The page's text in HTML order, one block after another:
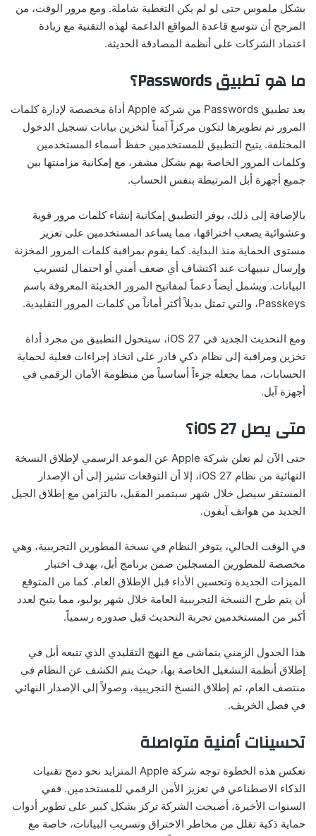
بشكل ملموس حتى لو لم يكن التغطية شاملة. ومع مرور الوقت، من
المرجح أن تتوسع قاعدة المواقع الداعمة لهذه التقنية مع زيادة
اعتماد الشركات على أنظمة المصادقة الحديثة.
ما هو تطبيق Passwords؟
يعد تطبيق Passwords من شركة Apple أداة مخصصة لإدارة كلمات
المرور تم تطويرها لتكون مركزاً آمناً لتخزين بيانات تسجيل الدخول
المختلفة. يتيح التطبيق للمستخدمين حفظ أسماء المستخدمين
وكلمات المرور الخاصة بهم بشكل مشفر، مع إمكانية مزامنتها بين
جميع أجهزة أبل المرتبطة بنفس الحساب.
بالإضافة إلى ذلك، يوفر التطبيق إمكانية إنشاء كلمات مرور قوية
وعشوائية يصعب اختراقها، مما يساعد المستخدمين على تعزيز
مستوى الحماية منذ البداية. كما يقوم بمراقبة كلمات المرور المخزنة
وإرسال تنبيهات عند اكتشاف أي ضعف أمني أو احتمال لتسريب
البيانات. ويشمل أيضاً دعماً لمفاتيح المرور الحديثة المعروفة باسم
Passkeys، والتي تمثل بديلاً أكثر أماناً من كلمات المرور التقليدية.
ومع التحديث الجديد في iOS 27، سيتحول التطبيق من مجرد أداة
تخزين ومراقبة إلى نظام ذكي قادر على اتخاذ إجراءات فعلية لحماية
الحسابات، مما يجعله جزءاً أساسياً من منظومة الأمان الرقمي في
أجهزة آبل.
متى يصل iOS 27؟
حتى الآن لم تعلن شركة Apple عن الموعد الرسمي لإطلاق النسخة
النهائية من نظام iOS 27، إلا أن التوقعات تشير إلى أن الإصدار
المستقر سيصل خلال شهر سبتمبر المقبل، بالتزامن مع إطلاق الجيل
الجديد من هواتف آيفون.
في الوقت الحالي، يتوفر النظام في نسخة المطورين التجريبية، وهي
مخصصة للمطورين المسجلين ضمن برنامج أبل، بهدف اختبار
الميزات الجديدة وتحسين الأداء قبل الإطلاق العام. كما من المتوقع
أن يتم طرح النسخة التجريبية العامة خلال شهر يوليو، مما يتيح لعدد
أكبر من المستخدمين تجربة التحديث قبل صدوره رسمياً.
هذا الجدول الزمني يتماشى مع النهج التقليدي الذي تتبعه أبل في
إطلاق أنظمة التشغيل الخاصة بها، حيث يتم الكشف عن النظام في
منتصف العام، ثم إطلاق النسخ التجريبية، وصولاً إلى الإصدار النهائي
في فصل الخريف.
تحسينات أمنية متواصلة
تعكس هذه الخطوة توجه شركة Apple المتزايد نحو دمج تقنيات
الذكاء الاصطناعي في تعزيز الأمن الرقمي للمستخدمين. ففي
السنوات الأخيرة، أصبحت الشركة تركز بشكل كبير على تطوير أدوات
حماية ذكية تقلل من مخاطر الاختراق وتسريب البيانات، خاصة مع